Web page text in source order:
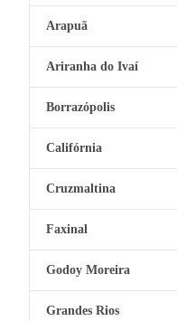
Arapuã
Ariranha do Ivaí
Borrazópolis
Califórnia
Cruzmaltina
Faxinal
Godoy Moreira
Grandes Rios